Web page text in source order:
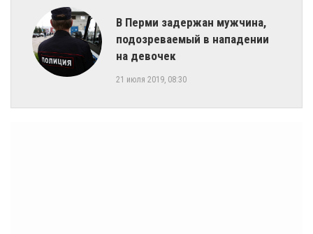
В Перми задержан мужчина,
подозреваемый в нападении
на девочек
21 июля 2019, 08:30